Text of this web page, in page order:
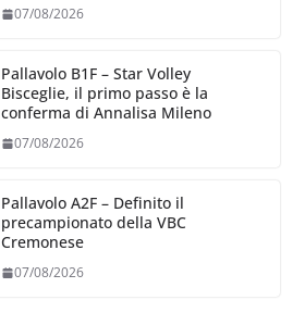
07/08/2026
Pallavolo B1F – Star Volley
Bisceglie, il primo passo è la
conferma di Annalisa Mileno
07/08/2026
Pallavolo A2F – Definito il
precampionato della VBC
Cremonese
07/08/2026